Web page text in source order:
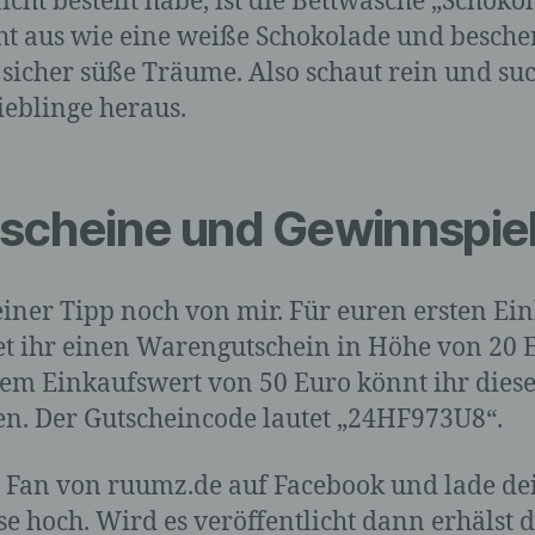
aus wie eine weiße Schokolade und
süße Träume. Also schaut rein und
heraus.
und
Tipp noch von mir. Für euren ersten
ihr einen Warengutschein in Höhe von 20
Einkaufswert von 50 Euro könnt ihr
Der Gutscheincode lautet „24HF973U8“.
von ruumz.de auf Facebook und lade
hoch. Wird es veröffentlicht dann erhälst
Verknüpfung, die Einschränkung, das Löschen oder die
Vernichtung.
Einschränkung der Verarbeitung ist die Markierung
gespeicherter personenbezogener Daten mit dem Ziel,
e) Profiling
Profiling ist jede Art der automatisierten Verarbeitung
personenbezogener Daten, die darin besteht, dass diese
persönliche Aspekte, die sich auf eine natürliche Person
beziehen, zu bewerten, insbesondere, um Aspekte